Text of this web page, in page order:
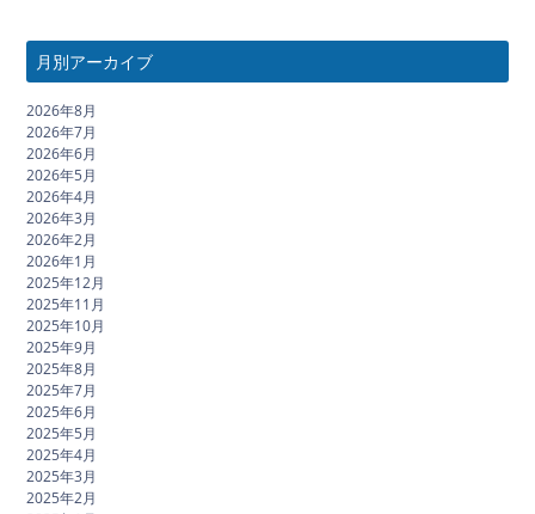
月別アーカイブ
2026年8月
2026年7月
2026年6月
2026年5月
2026年4月
2026年3月
2026年2月
2026年1月
2025年12月
2025年11月
2025年10月
2025年9月
2025年8月
2025年7月
2025年6月
2025年5月
2025年4月
2025年3月
2025年2月